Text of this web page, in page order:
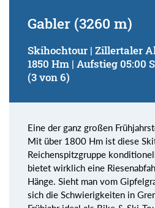
Gabler (3260 m)
Skihochtour | Zillertaler
1850 Hm | Aufstieg 05:00
(3 von 6)
Eine der ganz großen
Mit über 1800 Hm ist diese
Reichenspitzgruppe
bietet wirklich eine
Hänge. Sieht man vom
sich die Schwierigkeiten in